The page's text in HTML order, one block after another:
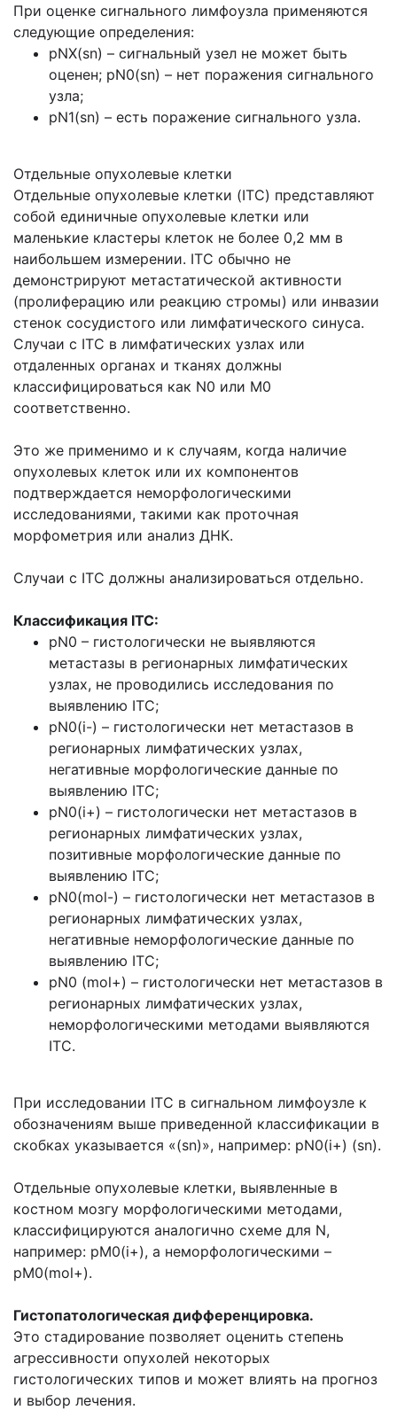
При оценке сигнального лимфоузла применяются
следующие определения:
pNX(sn) – сигнальный узел не может быть
оценен; pN0(sn) – нет поражения сигнального
узла;
pN1(sn) – есть поражение сигнального узла.
Отдельные опухолевые клетки
Отдельные опухолевые клетки (ITC) представляют
собой единичные опухолевые клетки или
маленькие кластеры клеток не более 0,2 мм в
наибольшем измерении. ITC обычно не
демонстрируют метастатической активности
(пролиферацию или реакцию стромы) или инвазии
стенок сосудистого или лимфатического синуса.
Случаи с ITC в лимфатических узлах или
отдаленных органах и тканях должны
классифицироваться как N0 или М0
соответственно.
Это же применимо и к случаям, когда наличие
опухолевых клеток или их компонентов
подтверждается неморфологическими
исследованиями, такими как проточная
морфометрия или анализ ДНК.
Случаи с ITC должны анализироваться отдельно.
Классификация ITC:
pN0 – гистологически не выявляются
метастазы в регионарных лимфатических
узлах, не проводились исследования по
выявлению ITC;
pN0(i-) – гистологически нет метастазов в
регионарных лимфатических узлах,
негативные морфологические данные по
выявлению ITC;
pN0(i+) – гистологически нет метастазов в
регионарных лимфатических узлах,
позитивные морфологические данные по
выявлению ITC;
pN0(mol-) – гистологически нет метастазов в
регионарных лимфатических узлах,
негативные неморфологические данные по
выявлению ITC;
pN0 (mol+) – гистологически нет метастазов в
регионарных лимфатических узлах,
неморфологическими методами выявляются
ITC.
При исследовании ITC в сигнальном лимфоузле к
обозначениям выше приведенной классификации в
скобках указывается «(sn)», например: pN0(i+) (sn).
Отдельные опухолевые клетки, выявленные в
костном мозгу морфологическими методами,
классифицируются аналогично схеме для N,
например: pM0(i+), а неморфологическими –
pM0(mol+).
Гистопатологическая дифференцировка.
Это стадирование позволяет оценить степень
агрессивности опухолей некоторых
гистологических типов и может влиять на прогноз
и выбор лечения.